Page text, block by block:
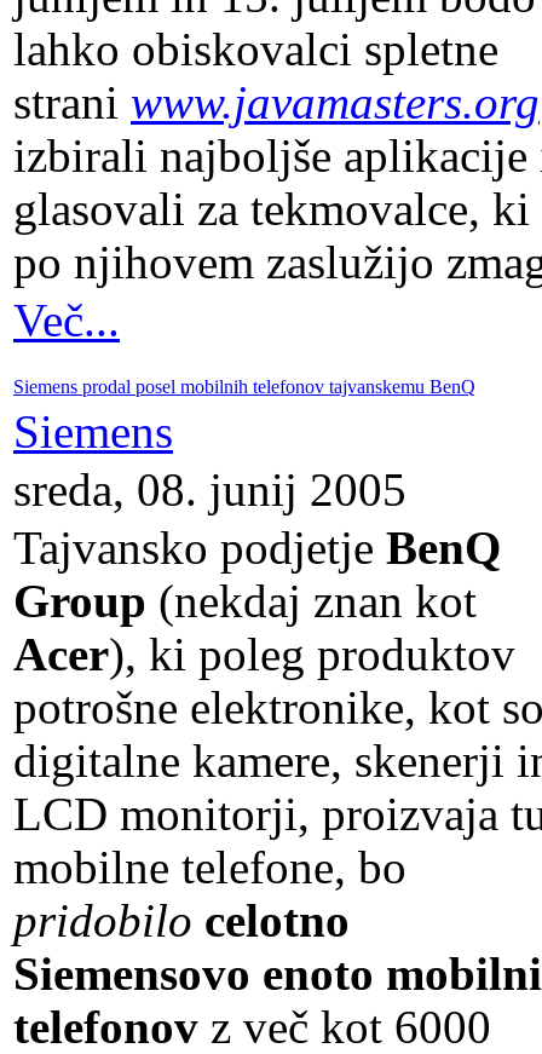
lahko obiskovalci spletne
strani www.javamasters.org
izbirali najboljše aplikacije
glasovali za tekmovalce, ki
po njihovem zaslužijo
Več...
Siemens prodal posel mobilnih telefonov tajvanskemu BenQ
Siemens
sreda, 08. junij 2005
Tajvansko podjetje BenQ
Group (nekdaj znan kot
Acer), ki poleg produktov
potrošne elektronike, kot
digitalne kamere, skenerji
LCD monitorji, proizvaja
mobilne telefone, bo
pridobilo celotno
Siemensovo enoto
telefonov z več kot 6000